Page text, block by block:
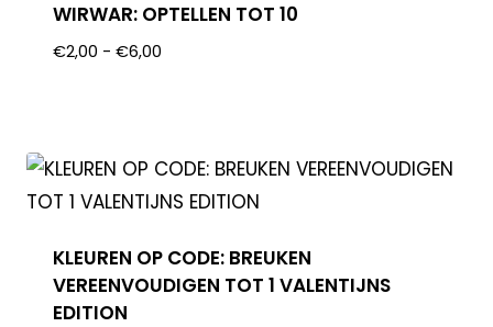
WIRWAR: OPTELLEN TOT 10
€2,00 - €6,00
KLEUREN OP CODE: BREUKEN
VEREENVOUDIGEN TOT 1 VALENTIJNS
EDITION